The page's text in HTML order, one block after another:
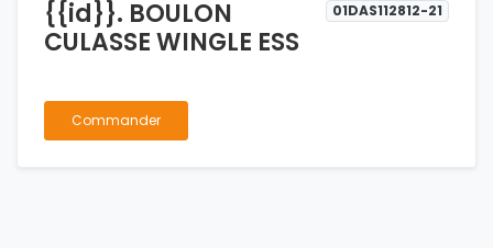
{{id}}. BOULON
CULASSE WINGLE ESS
01DAS112812-21
Commander